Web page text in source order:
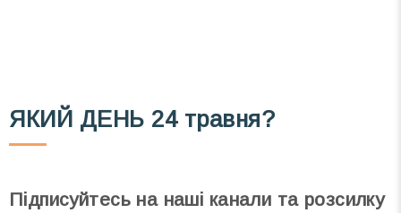
ЯКИЙ ДЕНЬ 24 травня?
Підписуйтесь на наші канали та розсилку